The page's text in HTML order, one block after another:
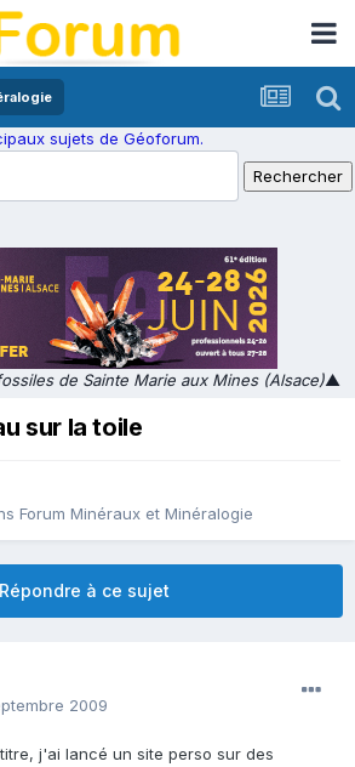
sujets de Géoforum.
de Sainte Marie aux Mines (Alsace)▲
sur la toile
Forum Minéraux et Minéralogie
Répondre à ce sujet
2009
j'ai lancé un site perso sur des